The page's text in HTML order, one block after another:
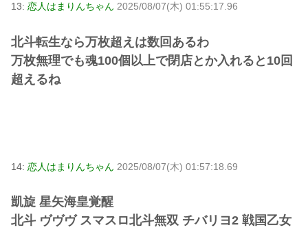
13: 恋人はまりんちゃん 2025/08/07(木) 01:55:17.96
北斗転生なら万枚超えは数回あるわ
万枚無理でも魂100個以上で閉店とか入れると10回
超えるね
14: 恋人はまりんちゃん 2025/08/07(木) 01:57:18.69
凱旋 星矢海皇覚醒
北斗 ヴヴヴ スマスロ北斗無双 チバリヨ2 戦国乙女